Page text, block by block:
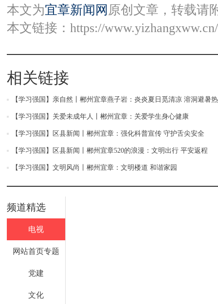
本文为宜章新闻网 原创文章，转载请
本文链接： https://
相关链接
【学习强国】亲自然丨郴州宜章燕子岩：炎炎夏日觅清凉 溶洞避暑
【学习强国】关爱未成年人丨郴州宜章：关爱学生身心健康
【学习强国】区县新闻丨郴州宜章：强化科普宣传 守护舌尖安全
【学习强国】区县新闻丨郴州宜章520的浪漫：文明出行 平安返程
【学习强国】文明风尚丨郴州宜章：文明楼道 和谐家园
频道精选
电视
网站首页专题
党建
文化